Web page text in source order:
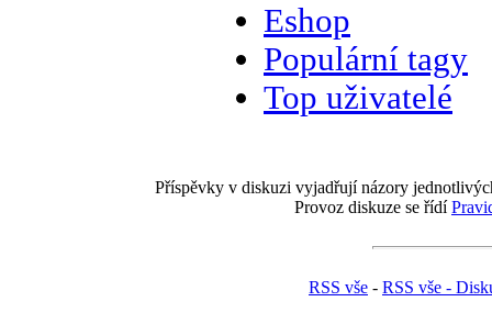
Eshop
Populární tagy
Top uživatelé
Příspěvky v diskuzi vyjadřují názory
Provoz diskuze se řídí
RSS vše - RSS vše -